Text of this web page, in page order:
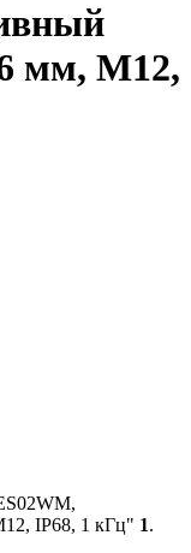
мм, M12,
IP68, 1 кГц" 1.